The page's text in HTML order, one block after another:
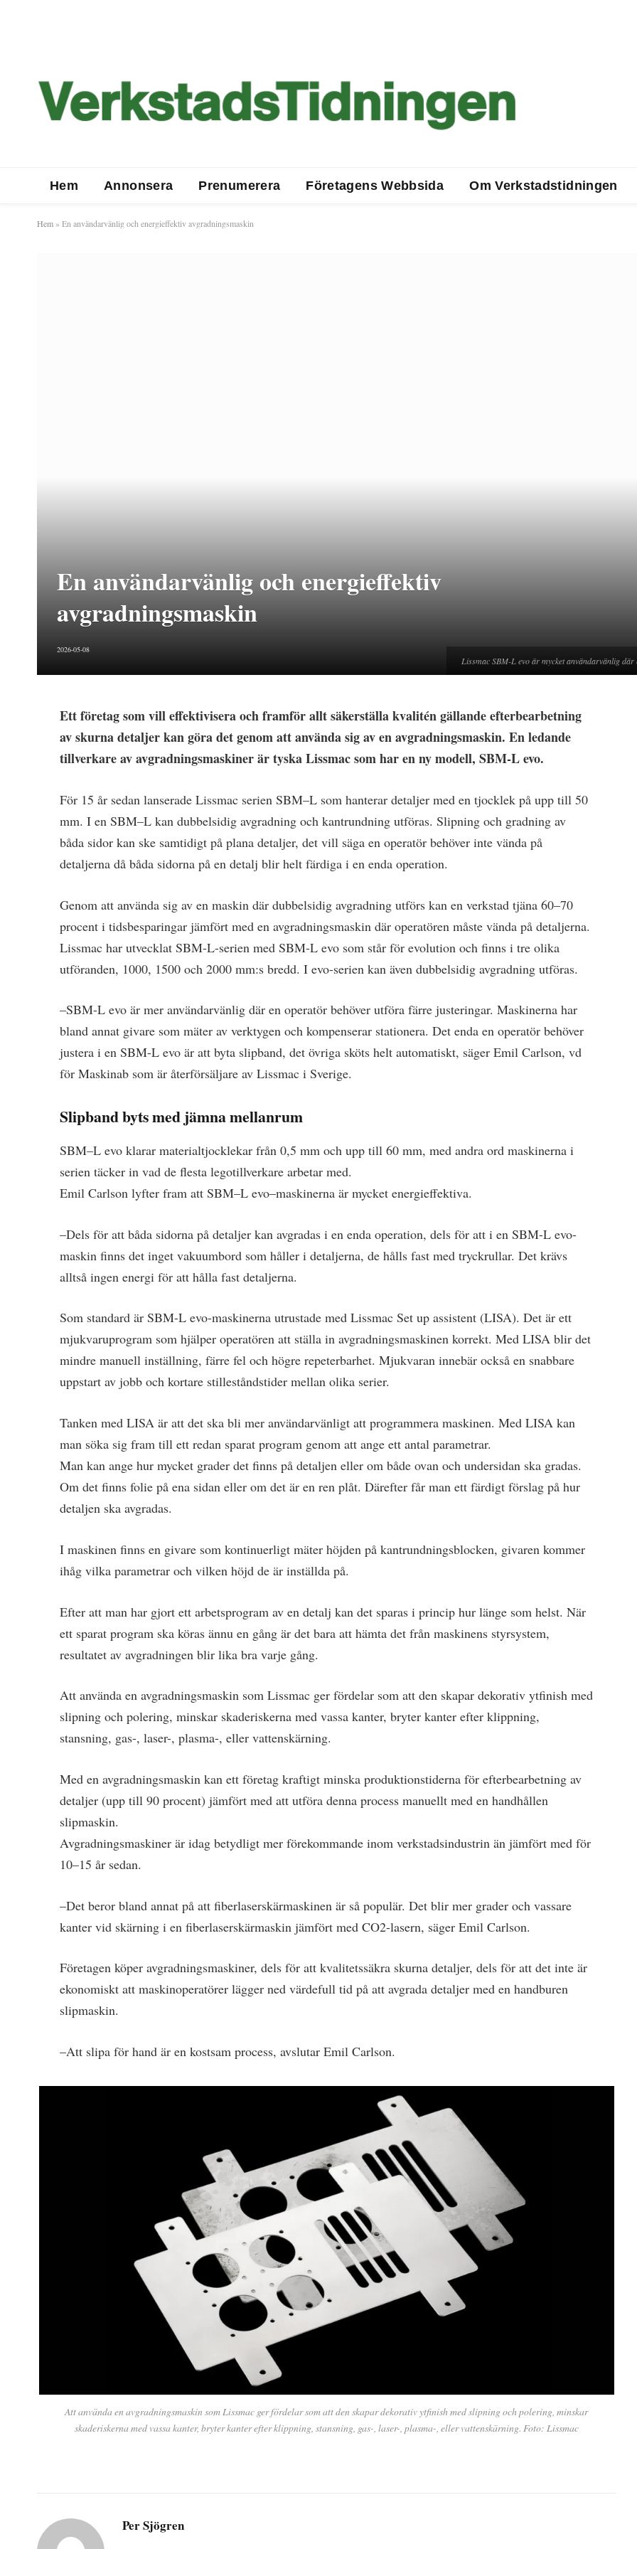
Hem Annonsera Prenumerera Företagens Webbsida Om Verkstadstidningen
Hem » En användarvänlig och energieffektiv avgradningsmaskin
Lissmac SBM-L evo är mycket användarvänlig
En användarvänlig och energieffektiv
avgradningsmaskin
2026-05-08
Ett företag som vill effektivisera och framför allt säkerställa kvalitén gällande efterbearbetning
av skurna detaljer kan göra det genom att använda sig av en avgradningsmaskin. En ledande
tillverkare av avgradningsmaskiner är tyska Lissmac som har en ny modell, SBM-L evo.
För 15 år sedan lanserade Lissmac serien SBM–L som hanterar detaljer med en tjocklek på upp till 50
mm. I en SBM–L kan dubbelsidig avgradning och kantrundning utföras. Slipning och gradning av
båda sidor kan ske samtidigt på plana detaljer, det vill säga en operatör behöver inte vända på
detaljerna då båda sidorna på en detalj blir helt färdiga i en enda operation.
Genom att använda sig av en maskin där dubbelsidig avgradning utförs kan en verkstad tjäna 60–70
procent i tidsbesparingar jämfört med en avgradningsmaskin där operatören måste vända på detaljerna.
Lissmac har utvecklat SBM-L-serien med SBM-L evo som står för evolution och finns i tre olika
utföranden, 1000, 1500 och 2000 mm:s bredd. I evo-serien kan även dubbelsidig avgradning utföras.
–SBM-L evo är mer användarvänlig där en operatör behöver utföra färre justeringar. Maskinerna har
bland annat givare som mäter av verktygen och kompenserar stationera. Det enda en operatör behöver
justera i en SBM-L evo är att byta slipband, det övriga sköts helt automatiskt, säger Emil Carlson, vd
för Maskinab som är återförsäljare av Lissmac i Sverige.
Slipband byts med jämna mellanrum
SBM–L evo klarar materialtjocklekar från 0,5 mm och upp till 60 mm, med andra ord maskinerna i
serien täcker in vad de flesta legotillverkare arbetar med.
Emil Carlson lyfter fram att SBM–L evo–maskinerna är mycket energieffektiva.
–Dels för att båda sidorna på detaljer kan avgradas i en enda operation, dels för att i en SBM-L evo-
maskin finns det inget vakuumbord som håller i detaljerna, de hålls fast med tryckrullar. Det krävs
alltså ingen energi för att hålla fast detaljerna.
Som standard är SBM-L evo-maskinerna utrustade med Lissmac Set up assistent (LISA). Det är ett
mjukvaruprogram som hjälper operatören att ställa in avgradningsmaskinen korrekt. Med LISA blir det
mindre manuell inställning, färre fel och högre repeterbarhet. Mjukvaran innebär också en snabbare
uppstart av jobb och kortare stilleståndstider mellan olika serier.
Tanken med LISA är att det ska bli mer användarvänligt att programmera maskinen. Med LISA kan
man söka sig fram till ett redan sparat program genom att ange ett antal parametrar.
Man kan ange hur mycket grader det finns på detaljen eller om både ovan och undersidan ska gradas.
Om det finns folie på ena sidan eller om det är en ren plåt. Därefter får man ett färdigt förslag på hur
detaljen ska avgradas.
I maskinen finns en givare som kontinuerligt mäter höjden på kantrundningsblocken, givaren kommer
ihåg vilka parametrar och vilken höjd de är inställda på.
Efter att man har gjort ett arbetsprogram av en detalj kan det sparas i princip hur länge som helst. När
ett sparat program ska köras ännu en gång är det bara att hämta det från maskinens styrsystem,
resultatet av avgradningen blir lika bra varje gång.
Att använda en avgradningsmaskin som Lissmac ger fördelar som att den skapar dekorativ ytfinish med
slipning och polering, minskar skaderiskerna med vassa kanter, bryter kanter efter klippning,
stansning, gas-, laser-, plasma-, eller vattenskärning.
Med en avgradningsmaskin kan ett företag kraftigt minska produktionstiderna för efterbearbetning av
detaljer (upp till 90 procent) jämfört med att utföra denna process manuellt med en handhållen
slipmaskin.
Avgradningsmaskiner är idag betydligt mer förekommande inom verkstadsindustrin än jämfört med för
10–15 år sedan.
–Det beror bland annat på att fiberlaserskärmaskinen är så populär. Det blir mer grader och vassare
kanter vid skärning i en fiberlaserskärmaskin jämfört med CO2-lasern, säger Emil Carlson.
Företagen köper avgradningsmaskiner, dels för att kvalitetssäkra skurna detaljer, dels för att det inte är
ekonomiskt att maskinoperatörer lägger ned värdefull tid på att avgrada detaljer med en handburen
slipmaskin.
–Att slipa för hand är en kostsam process, avslutar Emil Carlson.
Att använda en avgradningsmaskin som Lissmac ger fördelar som att den skapar dekorativ ytfinish med slipning och polering, minskar
skaderiskerna med vassa kanter, bryter kanter efter klippning, stansning, gas-, laser-, plasma-, eller vattenskärning. Foto: Lissmac
Per Sjögren